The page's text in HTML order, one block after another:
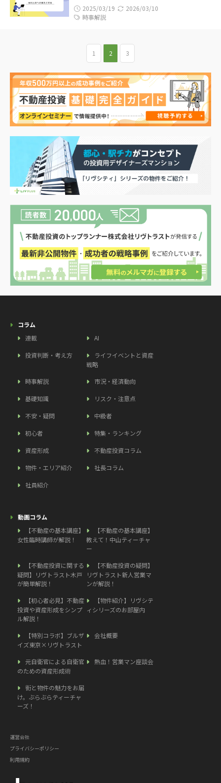
2025/03/19
2026/03/10
時事解説
1 2 3
コラム
連載
AI
投資判断・考え方
ライフイベントと資産
戦略
時事解説
市況・経済動向
基礎知識 リスク・注意点
不安・疑問 中級者
初心者 特集・ランキング
資産形成 不動産投資コラム
物件・エリア紹介 社長コラム
社員紹介
動画コラム
【不動産の基本講座】
女性臨時講師が解説！
【不動産の基本講座】
教えて！中山ティーチャ
ー
【不動産投資に関する
疑問】リヴトラスト木戸
が簡単解説！
【不動産投資の疑問】
リヴトラスト新人営業マ
ンが解説！
【初心者必見】不動産
投資や資産形成をシンプ
ル解説！
【物件紹介】リヴシテ
ィシリーズのお部屋内
【特別コラボ】ブルザ
イズ東京×リヴトラスト
会社概要
元自衛官による自衛官
のための資産形成術
熱血！営業マン座談会
街と物件の魅力をお届
け。ぶらぶらティーチャ
ーズ！
運営会社
プライバシーポリシー
利用規約